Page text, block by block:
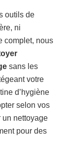
outils de
ni
complet, nous
sans les
votre
d’hygiène
selon vos
un nettoyage
pour des